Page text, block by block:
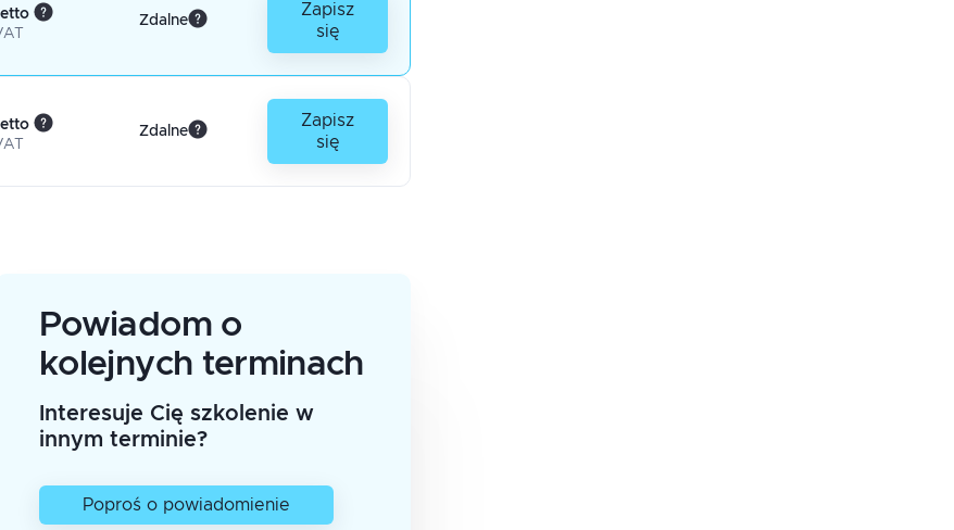
Zdalne
Zapisz
się
Zdalne
Zapisz
się
Powiadom o
kolejnych terminach
Interesuje Cię szkolenie w
innym terminie?
Poproś o powiadomienie